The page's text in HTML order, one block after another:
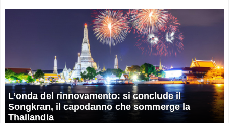
L’onda del rinnovamento: si conclude il
Songkran, il capodanno che sommerge la
Thailandia